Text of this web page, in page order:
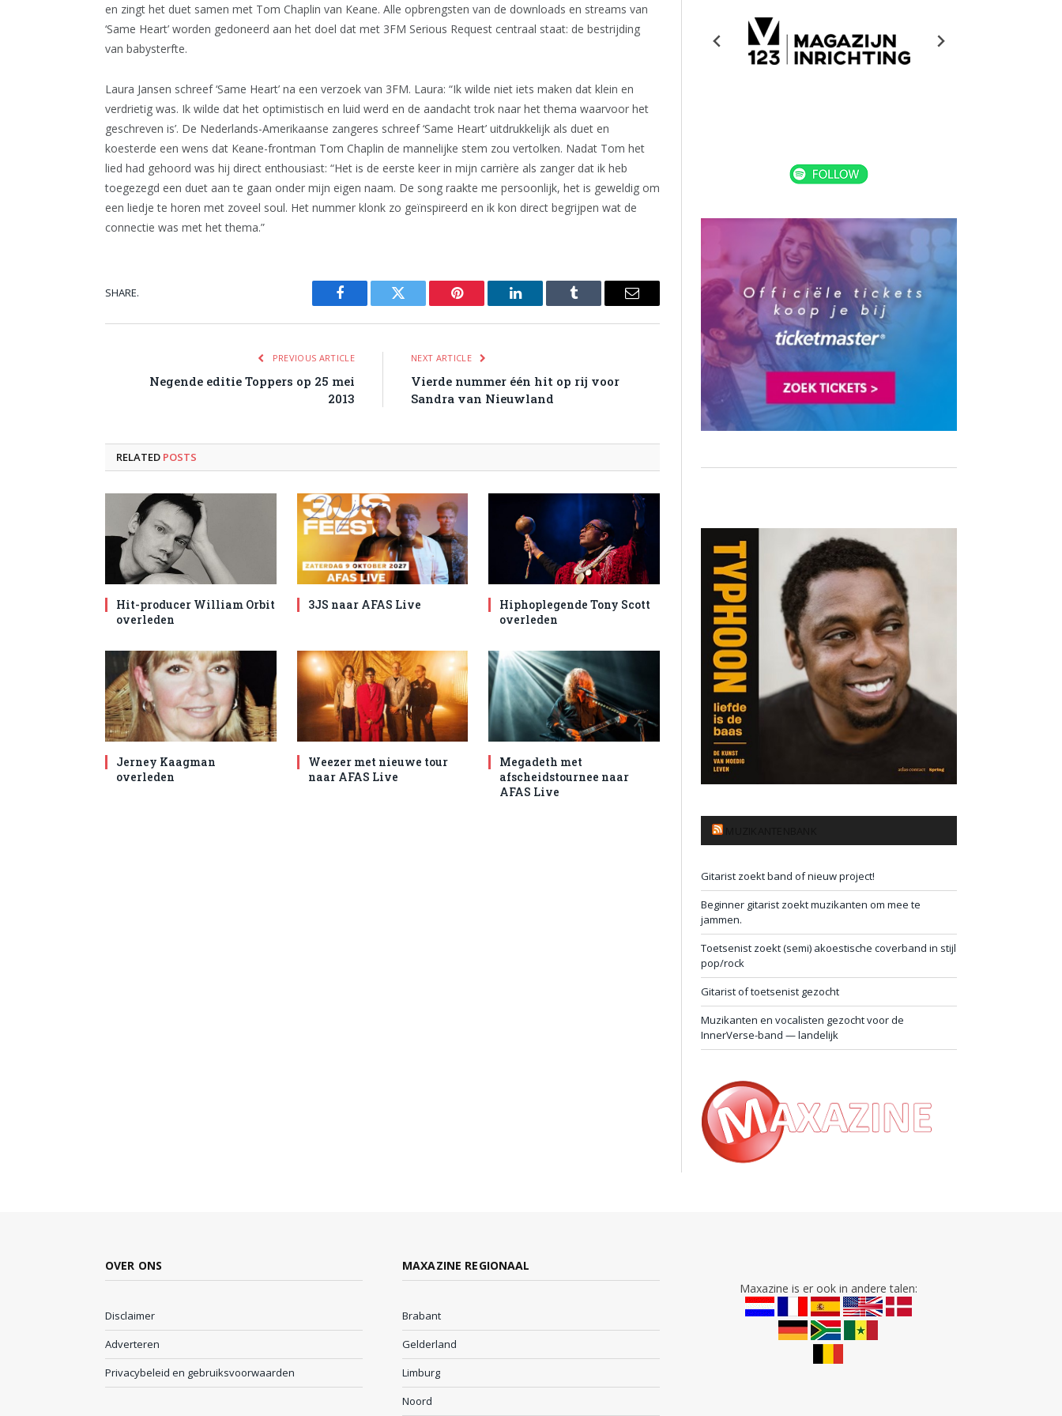
en zingt het duet samen met Tom Chaplin van Keane. Alle opbrengsten van de downloads en streams van
‘Same Heart’ worden gedoneerd aan het doel dat met 3FM Serious Request centraal staat: de bestrijding
van babysterfte.
Laura Jansen schreef ‘Same Heart’ na een verzoek van 3FM. Laura: “Ik wilde niet iets maken dat klein en
verdrietig was. Ik wilde dat het optimistisch en luid werd en de aandacht trok naar het thema waarvoor het
geschreven is’. De Nederlands-Amerikaanse zangeres schreef ‘Same Heart’ uitdrukkelijk als duet en
koesterde een wens dat Keane-frontman Tom Chaplin de mannelijke stem zou vertolken. Nadat Tom het
lied had gehoord was hij direct enthousiast: “Het is de eerste keer in mijn carrière als zanger dat ik heb
toegezegd een duet aan te gaan onder mijn eigen naam. De song raakte me persoonlijk, het is geweldig om
een liedje te horen met zoveel soul. Het nummer klonk zo geïnspireerd en ik kon direct begrijpen wat de
connectie was met het thema.”
SHARE.
Facebook Twitter Pinterest LinkedIn Tumblr Email
PREVIOUS ARTICLE
Negende editie Toppers op 25 mei
2013
NEXT ARTICLE
Vierde nummer één hit op rij voor
Sandra van Nieuwland
RELATED POSTS
Hit-producer William Orbit
overleden
3JS naar AFAS Live
Hiphoplegende Tony Scott
overleden
Jerney Kaagman
overleden
Weezer met nieuwe tour
naar AFAS Live
Megadeth met
afscheidstournee naar
AFAS Live
Gitarist zoekt band of nieuw project!
Beginner gitarist zoekt muzikanten om mee te
jammen.
Toetsenist zoekt (semi) akoestische coverband in stijl
pop/rock
Gitarist of toetsenist gezocht
Muzikanten en vocalisten gezocht voor de
InnerVerse-band — landelijk
OVER ONS
Disclaimer
Adverteren
Privacybeleid en gebruiksvoorwaarden
MAXAZINE REGIONAAL
Brabant
Gelderland
Limburg
Noord
Maxazine is er ook in andere talen: